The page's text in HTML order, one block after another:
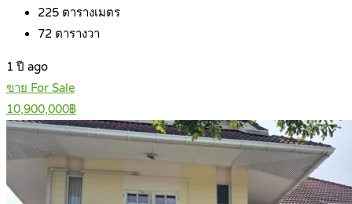
225 ตารางเมตร
72 ตารางวา
1 ปี ago
ขาย For Sale
10,900,000฿